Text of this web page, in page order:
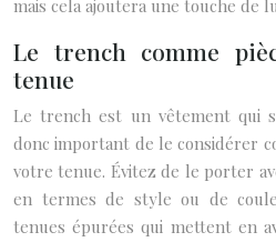
mais cela ajoutera une touche de
Le trench comme
tenue
Le trench est un vêtement qui
donc important de le considérer
votre tenue. Évitez de le porter
en termes de style ou de
tenues épurées qui mettent en